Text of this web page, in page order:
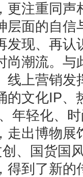
更注重同声
层面的自信
发现、再认
尚潮流。与
线上营销发
的文化IP、
年轻化、
走出博物展
、国货国
得到了